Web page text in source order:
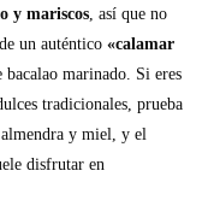
y mariscos, así que no
un auténtico«calamar
marinado. Si eres
tradicionales, prueba
y miel, y el
disfrutar en